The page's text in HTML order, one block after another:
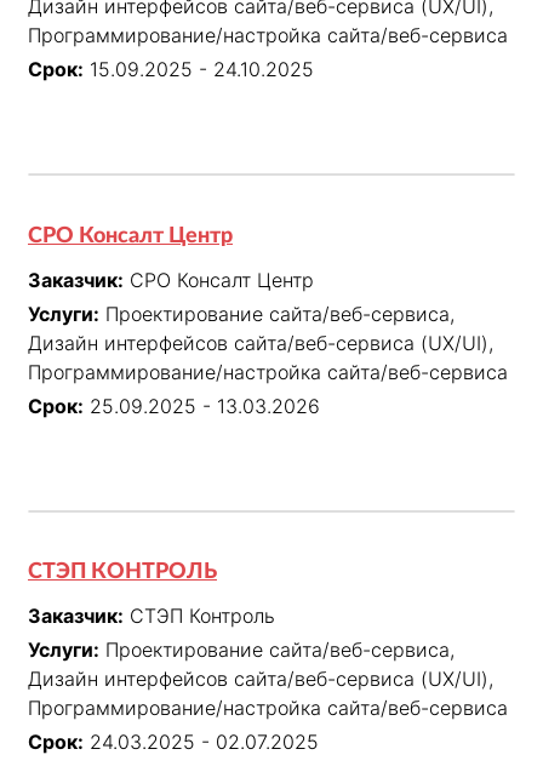
Дизайн интерфейсов сайта/веб-сервиса (UX/UI),
Программирование/настройка сайта/веб-сервиса
Срок: 15.09.2025 - 24.10.2025
СРО Консалт Центр
Заказчик: СРО Консалт Центр
Услуги: Проектирование сайта/веб-сервиса,
Дизайн интерфейсов сайта/веб-сервиса (UX/UI),
Программирование/настройка сайта/веб-сервиса
Срок: 25.09.2025 - 13.03.2026
СТЭП КОНТРОЛЬ
Заказчик: СТЭП Контроль
Услуги: Проектирование сайта/веб-сервиса,
Дизайн интерфейсов сайта/веб-сервиса (UX/UI),
Программирование/настройка сайта/веб-сервиса
Срок: 24.03.2025 - 02.07.2025